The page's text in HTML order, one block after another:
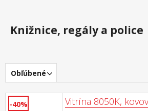
Knižnice, regály a police
Obľúbené
-40% Vitrína 8050K,